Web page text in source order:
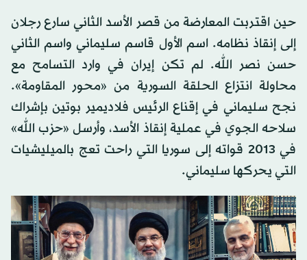
حين اقتربت المعارضة من قصر الأسد الثاني سارع رجلان
إلى إنقاذ نظامه. اسم الأول قاسم سليماني واسم الثاني
حسن نصر الله. لم تكن إيران في وارد التسامح مع
محاولة انتزاع الحلقة السورية من «محور المقاومة».
نجح سليماني في إقناع الرئيس فلاديمير بوتين بإشراك
سلاحه الجوي في عملية إنقاذ الأسد، وأرسل «حزب الله»
في 2013 قواته إلى سوريا التي راحت تعج بالميليشيات
التي يحركها سليماني.